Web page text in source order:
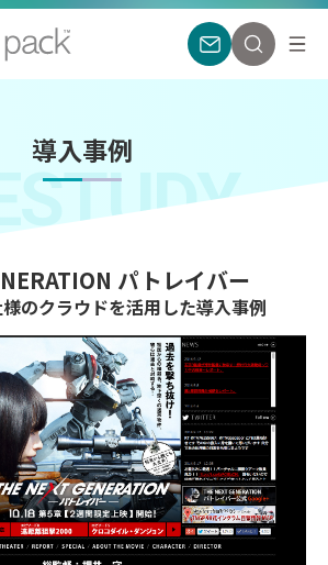
導入事例
パトレイバー
のクラウドを活用した導入事例